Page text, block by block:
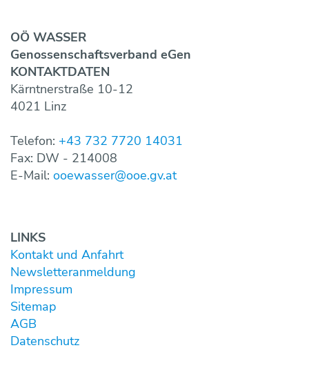
OÖ WASSER
Genossen­schaftsverband eGen
KONTAKT­DATEN
Kärntnerstraße 10-12
4021 Linz
Telefon: +43 732 7720 14031
Fax: DW - 214008
E-Mail: ooewasser@ooe.gv.at
LINKS
Kontakt und Anfahrt
Newsletter­anmeldung
Impressum
Sitemap
AGB
Datenschutz